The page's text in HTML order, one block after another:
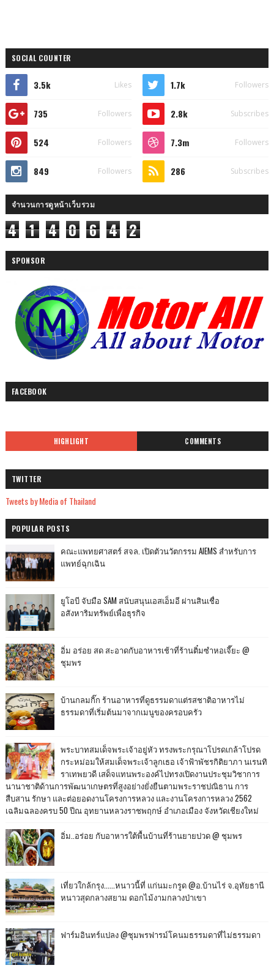
SOCIAL COUNTER
3.5k Likes 1.7k Followers
735 Followers 2.8k Subscribes
524 Followers 7.3m Followers
849 Followers 286 Subscribes
จำนวนการดูหน้าเว็บรวม
4 1 4 0 6 4 2
SPONSOR
FACEBOOK
HIGHLIGHT COMMENTS
TWITTER
Tweets by Media of Thailand
POPULAR POSTS
คณะแพทยศาสตร์ สจล. เปิดตัวนวัตกรรม AIEMS สำหรับการ
แพทย์ฉุกเฉิน
ยูโอบี จับมือ SAM สนับสนุนเอสเอ็มอี ผ่านสินเชื่อ
อสังหาริมทรัพย์เพื่อธุรกิจ
อิ่ม อร่อย สด สะอาดกับอาหารเช้าที่ร้านติ๋มซำหอเจี๊ยะ @
ชุมพร
บ้านกลมกิ๊ก ร้านอาหารที่ดูธรรมดาแต่รสชาติอาหารไม่
ธรรมดาที่เริ่มต้นมาจากเมนูของครอบครัว
พระบาทสมเด็จพระเจ้าอยู่หัว ทรงพระกรุณาโปรดเกล้าโปรด
กระหม่อมให้สมเด็จพระเจ้าลูกเธอ เจ้าฟ้าพัชรกิติยาภา นเรนทิ
ราเทพยวดี เสด็จแทนพระองค์ไปทรงเปิดงานประชุมวิชาการ
นานาชาติด้านการพัฒนาเกษตรที่สูงอย่างยั่งยืนตามพระราชปณิธาน การ
สืบสาน รักษา และต่อยอดงานโครงการหลวง และงานโครงการหลวง 2562
เฉลิมฉลองครบ 50 ปีณ อุทยานหลวงราชพฤกษ์ อำเภอเมือง จังหวัดเชียงใหม่
อิ่ม..อร่อย กับอาหารใต้พื้นบ้านที่ร้านยายปวด @ ชุมพร
เที่ยวใกล้กรุง......หนาวนี้ที่ แก่นมะกรูด @อ.บ้านไร่ จ.อุทัยธานี
หนาวสุดกลางสยาม ดอกไม้งามกลางป่าเขา
ฟาร์มอินทร์แปลง @ชุมพรฟารม์โคนมธรรมดาที่ไม่ธรรมดา